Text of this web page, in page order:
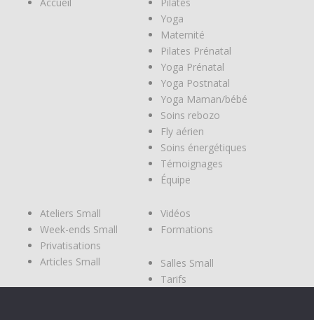
Yoga
Maternité
Pilates Prénatal
Yoga Prénatal
Yoga Postnatal
Yoga Maman/bébé
Soins rebozo
Fly aérien
Soins énergétiques
Témoignages
Équipe
Ateliers Small
Week-ends Small
Privatisations
Articles Small
Vidéos
Formations
Salles Small
Tarifs